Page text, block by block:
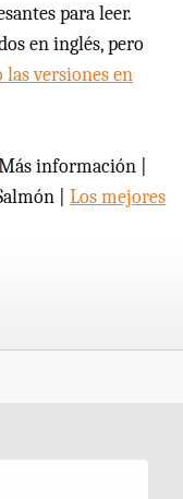
para leer.
en inglés, pero
versiones en
información |
| Los mejores